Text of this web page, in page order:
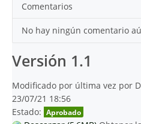
Comentarios
No hay ningún comentario
Versión 1.1
Modificado por última vez por
23/07/21 18:56
Estado: Aprobado